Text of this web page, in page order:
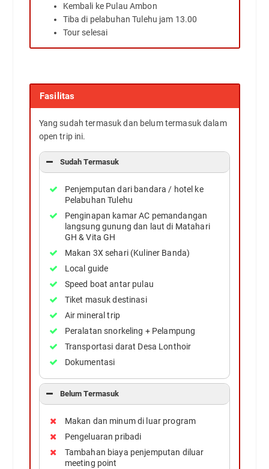
Kembali ke Pulau Ambon
Tiba di pelabuhan Tulehu jam 13.00
Tour selesai
Fasilitas
Yang sudah termasuk dan belum termasuk dalam
open trip ini.
Sudah Termasuk
Penjemputan dari bandara / hotel ke
Pelabuhan Tulehu
Penginapan kamar AC pemandangan
langsung gunung dan laut di Matahari
GH & Vita GH
Makan 3X sehari (Kuliner Banda)
Local guide
Speed boat antar pulau
Tiket masuk destinasi
Air mineral trip
Peralatan snorkeling + Pelampung
Transportasi darat Desa Lonthoir
Dokumentasi
Belum Termasuk
Makan dan minum di luar program
Pengeluaran pribadi
Tambahan biaya penjemputan diluar
meeting point